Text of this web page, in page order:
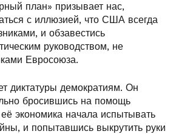
план» призывает нас,
с иллюзией, что США всегда
и обзавестись
руководством, не
Евросоюза.
диктатуры демократиям. Он
бросившись на помощь
её экономика начала испытывать
и попытавшись выкрутить руки